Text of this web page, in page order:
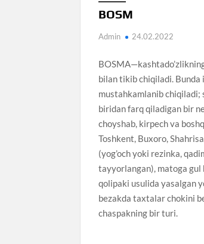
BOSM
Admin 24.02.2022
bilan tikib chiqiladi. Bunda
mustahkamlanib chiqiladi;
biridan farq qiladigan bir
choyshab, kirpech va
Toshkent, Buxoro,
(yog’och yoki rezinka,
tayyorlangan), matoga gul
qolipaki usulida yasalgan
bezakda taxtalar chokini
chaspakning bir turi.